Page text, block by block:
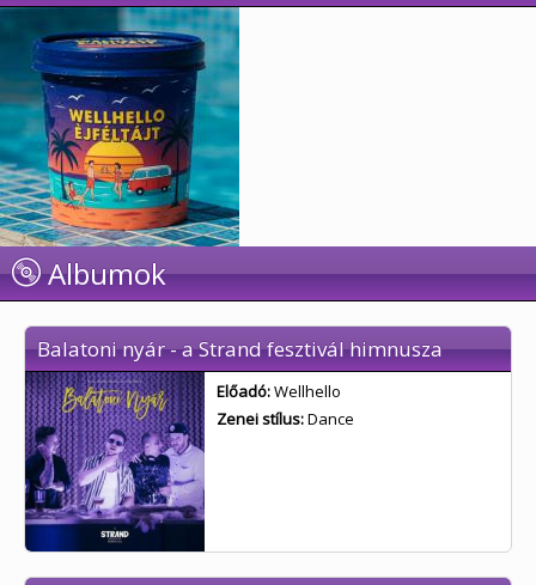
Albumok
Balatoni nyár - a Strand fesztivál himnusza
Előadó:Wellhello
Zenei stílus:Dance